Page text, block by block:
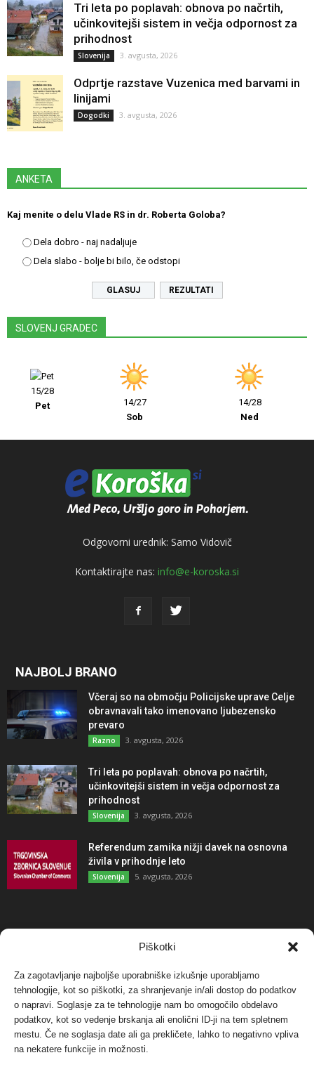
Piškotki
Za zagotavljanje najboljše uporabniške izkušnje uporabljamo
tehnologije, kot so piškotki, za shranjevanje in/ali dostop do podatkov
o napravi. Soglasje za te tehnologije nam bo omogočilo obdelavo
podatkov, kot so vedenje brskanja ali enolični ID-ji na tem spletnem
mestu. Če ne soglasja date ali ga prekličete, lahko to negativno vpliva
na nekatere funkcije in možnosti.
Tri leta po poplavah: obnova po načrtih,
učinkovitejši sistem in večja odpornost za
prihodnost
Slovenija 3. avgusta, 2026
Odprtje razstave Vuzenica med barvami in
linijami
Dogodki 3. avgusta, 2026
ANKETA
Kaj menite o delu Vlade RS in dr. Roberta Goloba?
Dela dobro - naj nadaljuje
Dela slabo - bolje bi bilo, če odstopi
REZULTATI
SLOVENJ GRADEC
15/28
Pet
14/27
Sob
14/28
Ned
Odgovorni urednik: Samo Vidovič
Kontaktirajte nas: info@e-koroska.si
NAJBOLJ BRANO
Včeraj so na območju Policijske uprave Celje
obravnavali tako imenovano ljubezensko
prevaro
Razno 3. avgusta, 2026
Tri leta po poplavah: obnova po načrtih,
učinkovitejši sistem in večja odpornost za
prihodnost
Slovenija 3. avgusta, 2026
Referendum zamika nižji davek na osnovna
živila v prihodnje leto
Slovenija 5. avgusta, 2026
NAJBOLJ KOMENTIRANO
Protest proti vetrnim elektrarnam na Ojstrici, v
svetu pa vedno bolj...
Dogodki 12. maja, 2017
Tožilstvo v Celovcu v korist elektrarnam
Verbund